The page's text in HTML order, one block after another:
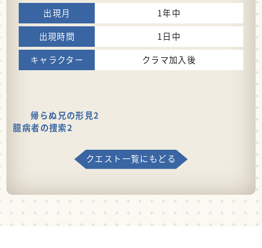
1年中
1日中
クラマ加入後
帰らぬ兄の形見2
臆病者の捜索2
クエスト一覧にもどる